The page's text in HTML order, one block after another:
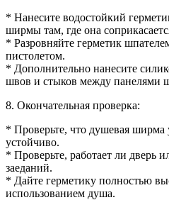
* Нанесите водостойкий
ширмы там, где она
* Разровняйте герметик
пистолетом.
* Дополнительно нанесите
швов и стыков между панелями
8. Окончательная проверка:
* Проверьте, что душевая ширма
устойчиво.
* Проверьте, работает ли дверь
заеданий.
* Дайте герметику полностью
использованием душа.